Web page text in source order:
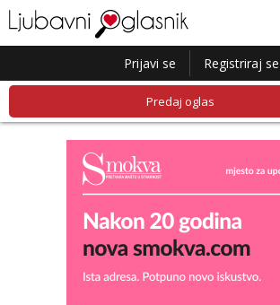
Prijavi se Registriraj se
Predaj oglas